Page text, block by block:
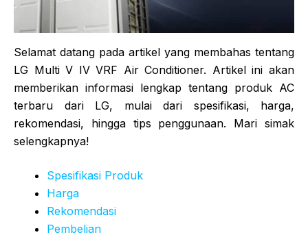
Selamat datang pada artikel yang membahas tentang
LG Multi V IV VRF Air Conditioner. Artikel ini akan
memberikan informasi lengkap tentang produk AC
terbaru dari LG, mulai dari spesifikasi, harga,
rekomendasi, hingga tips penggunaan. Mari simak
selengkapnya!
Spesifikasi Produk
Harga
Rekomendasi
Pembelian